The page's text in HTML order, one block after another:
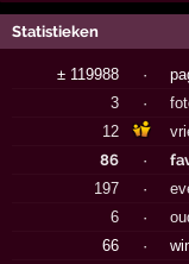
Statistieken
± 119988 ·
3
·
12
86
·
197
·
6
·
66
·